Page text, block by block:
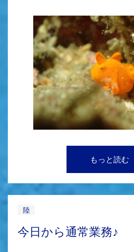
もっと読む
陸
今日から通常業務♪